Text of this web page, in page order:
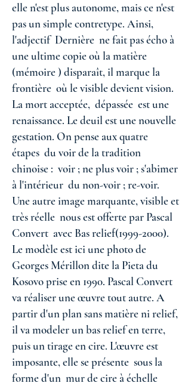
elle n'est plus autonome, mais ce n'est
pas un simple contretype. Ainsi,
l'adjectif Dernière ne fait pas écho à
une ultime copie où la matière
(mémoire ) disparaît, il marque la
frontière où le visible devient vision.
La mort acceptée, dépassée est une
renaissance. Le deuil est une nouvelle
gestation. On pense aux quatre
étapes du voir de la tradition
chinoise : voir ; ne plus voir ; s'abimer
à l'intérieur du non-voir ; re-voir.
Une autre image marquante, visible et
très réelle nous est offerte par Pascal
Convert avec Bas relief(1999-2000).
Le modèle est ici une photo de
Georges Mérillon dite la Pieta du
Kosovo prise en 1990. Pascal Convert
va réaliser une œuvre tout autre. A
partir d'un plan sans matière ni relief,
il va modeler un bas relief en terre,
puis un tirage en cire. L'œuvre est
imposante, elle se présente sous la
forme d'un mur de cire à échelle